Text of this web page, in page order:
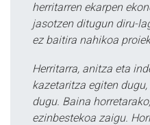
herritarren ekarpen
jasotzen ditugun diru-
ez baitira nahikoa
Herritarra, anitza eta
kazetaritza egiten
dugu. Baina
ezinbestekoa zaigu.